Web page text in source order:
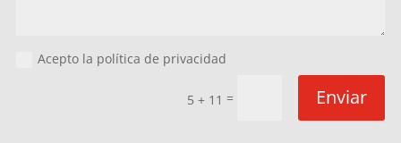
Acepto la política de privacidad
5 + 11 = Enviar